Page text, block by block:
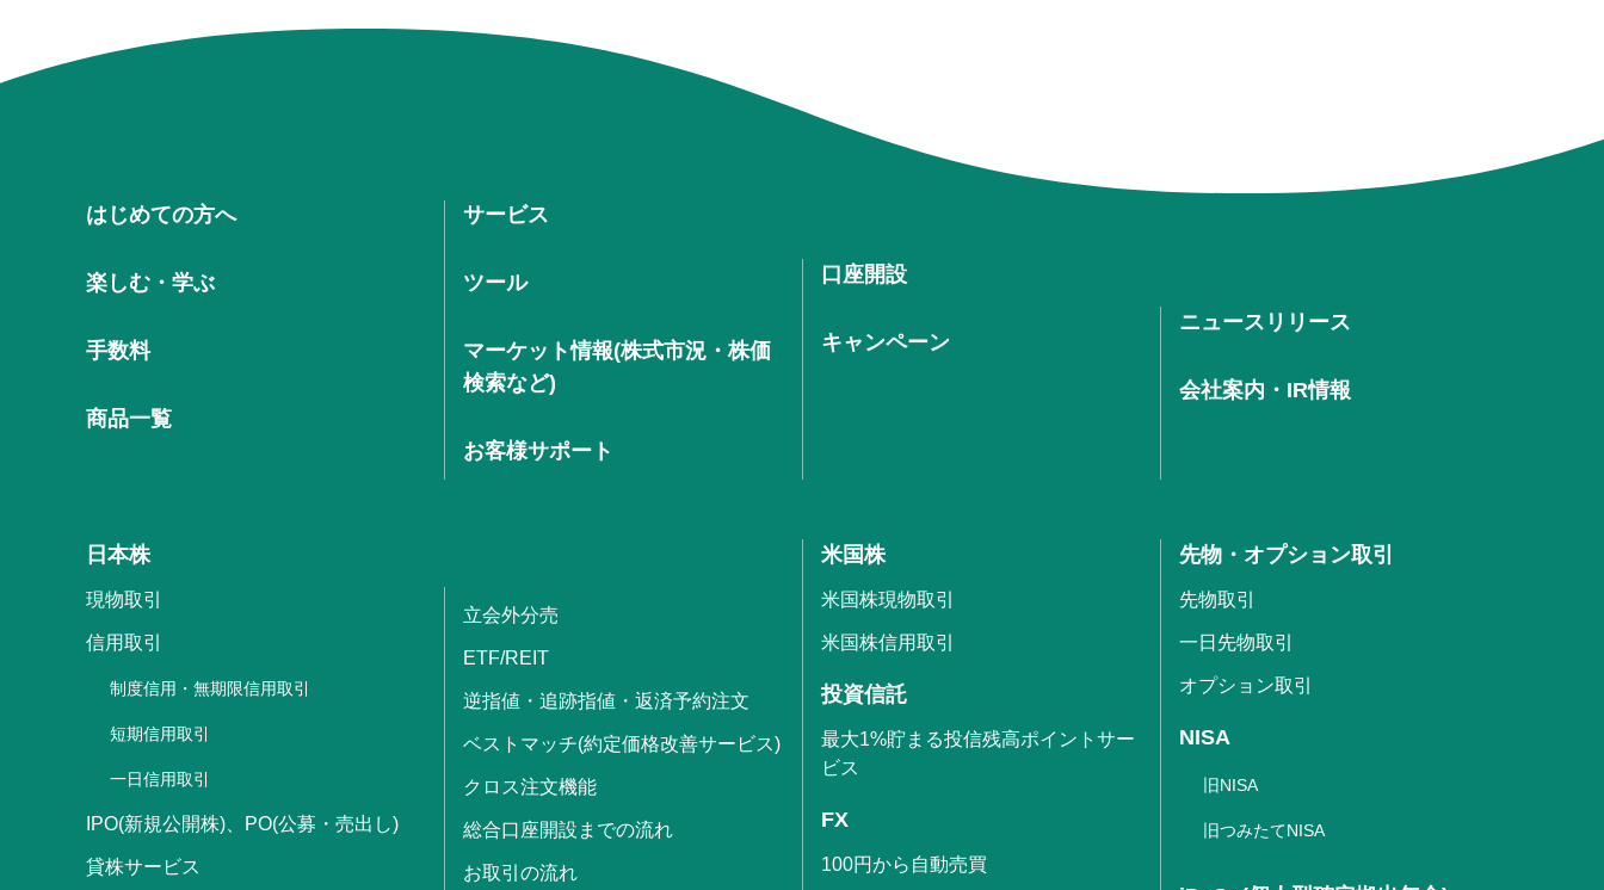
はじめての方へ
楽しむ・学ぶ
手数料
商品一覧
サービス
ツール
マーケット情報(株式市況・株価
検索など)
お客様サポート
口座開設
キャンペーン
ニュースリリース
会社案内・IR情報
日本株
現物取引
信用取引
制度信用・無期限信用取引
短期信用取引
一日信用取引
IPO(新規公開株)、PO(公募・売出し)
貸株サービス
立会外分売
ETF/REIT
逆指値・追跡指値・返済予約注文
ベストマッチ(約定価格改善サービス)
クロス注文機能
総合口座開設までの流れ
お取引の流れ
米国株
米国株現物取引
米国株信用取引
投資信託
最大1%貯まる投信残高ポイントサー
ビス
FX
100円から自動売買
先物・オプション取引
先物取引
一日先物取引
オプション取引
NISA
旧NISA
旧つみたてNISA